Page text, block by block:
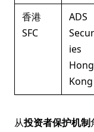
香港
SFC
ADS
ies
Hong
Kong
从投资者保护机制